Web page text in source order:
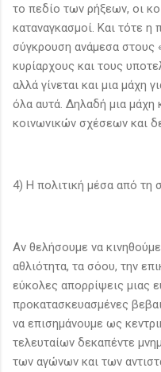
το πεδίο των ρήξεων, οι
καταναγκασμοί. Και τότε η
σύγκρουση ανάμεσα στους
κυρίαρχους και τους
αλλά γίνεται και μια μάχη
όλα αυτά. Δηλαδή μια μάχη
κοινωνικών σχέσεων και
4) Η πολιτική μέσα από τη
Αν θελήσουμε να
αθλιότητα, τα σόου, την
εύκολες απορρίψεις μιας
προκατασκευασμένες
να επισημάνουμε ως
τελευταίων δεκαπέντε
των αγώνων και των